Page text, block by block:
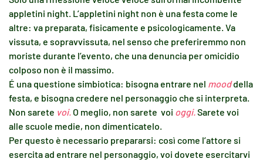
appletini night. L’appletini night non è una festa come le
altre: va preparata, fisicamente e psicologicamente. Va
vissuta, e sopravvissuta, nel senso che preferiremmo non
moriste durante l’evento, che una denuncia per omicidio
colposo non è il massimo.
É una questione simbiotica: bisogna entrare nel mooddella
festa, e bisogna credere nel personaggio che si interpreta.
Non sarete voi. O meglio, non sarete voi oggi.Sarete voi
alle scuole medie, non dimenticatelo.
Per questo è necessario prepararsi: così come l’attore si
esercita ad entrare nel personaggio, voi dovete esercitarvi